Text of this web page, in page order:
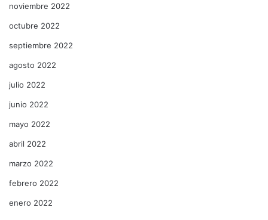
noviembre 2022
octubre 2022
septiembre 2022
agosto 2022
julio 2022
junio 2022
mayo 2022
abril 2022
marzo 2022
febrero 2022
enero 2022